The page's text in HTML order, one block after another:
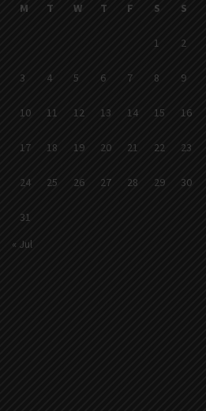
M
T W T F S S
1 2
3 4 5 6 7 8 9
10 11 12 13 14 15 16
17 18 19 20 21 22 23
24 25 26 27 28 29 30
31
« Jul